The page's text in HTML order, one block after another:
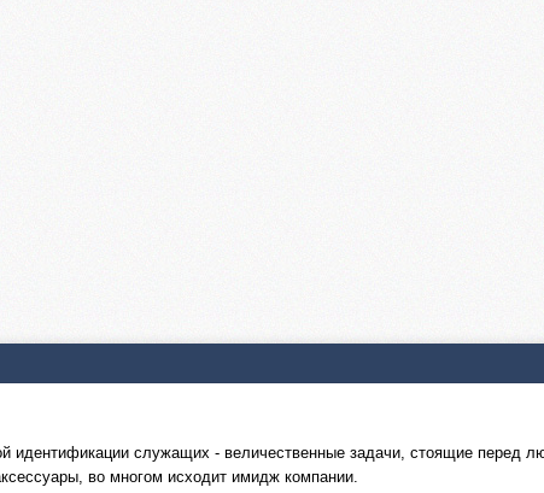
идентификации служащих - величественные задачи, стоящие перед
во многом исходит имидж компании.